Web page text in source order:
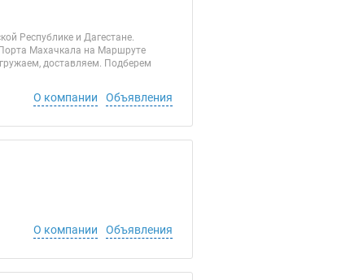
Республике и Дагестане.
Порта Махачкала на Маршруте
доставляем. Подберем
О компании Объявления
О компании Объявления